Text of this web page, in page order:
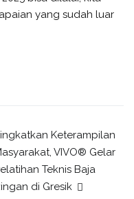
yang sudah luar
Keterampilan
VIVO® Gelar
Teknis Baja
di Gresik